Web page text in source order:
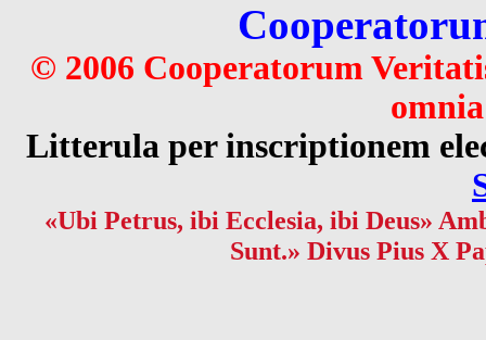
© 2006 Cooperatorum
Litterula per inscriptionem
«Ubi Petrus, ibi Ecclesia, ibi Deus»
Sunt.» Divus Pius X